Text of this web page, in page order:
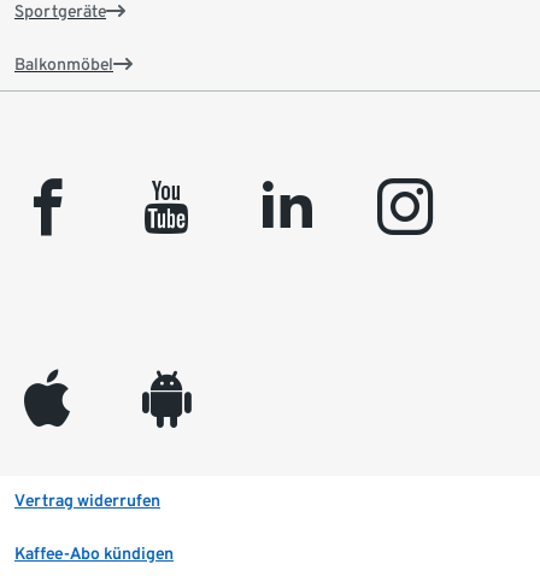
Sportgeräte
Balkonmöbel
facebook youtube linkedin instagram
appleinc android
Vertrag widerrufen
Kaffee-Abo kündigen